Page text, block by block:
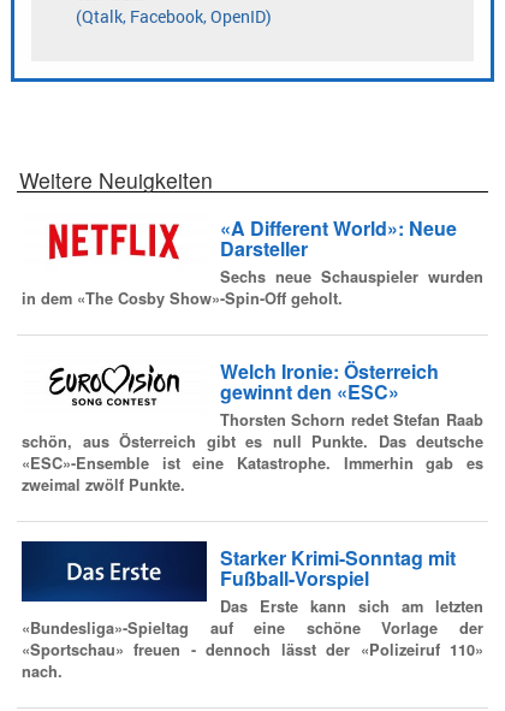
Weitere Neuigkeiten
«A Different World»: Neue
Darsteller
Sechs neue Schauspieler wurden
in dem «The Cosby Show»-Spin-Off geholt.
Welch Ironie: Österreich
gewinnt den «ESC»
Thorsten Schorn redet Stefan Raab
schön, aus Österreich gibt es null Punkte. Das deutsche
«ESC»-Ensemble ist eine Katastrophe. Immerhin gab es
zweimal zwölf Punkte.
Starker Krimi-Sonntag mit
Fußball-Vorspiel
Das Erste kann sich am letzten
«Bundesliga»-Spieltag auf eine schöne Vorlage der
«Sportschau» freuen - dennoch lässt der «Polizeiruf 110»
nach.